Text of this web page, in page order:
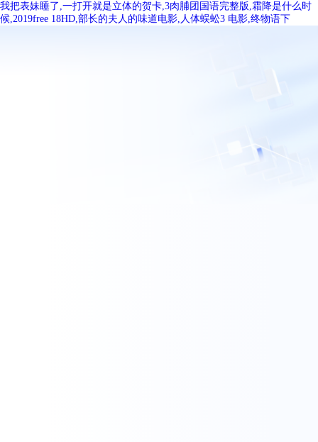
我把表妹睡了,一打开就是立体的贺卡,3肉脯团国语完整版,霜降是什么时
候,2019free 18HD,部长的夫人的味道电影,人体蜈蚣3 电影,终物语下